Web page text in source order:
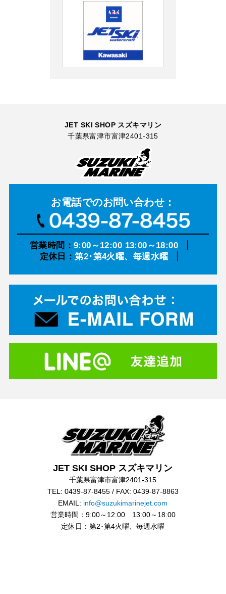
JET SKI SHOP スズキマリン
千葉県富津市富津2401-315
お電話でのお問い合わせ：
営業時間： 9:00～12:00 13:00～18:00
定休日：第2･第4火曜、毎週水曜
JET SKI SHOP スズキマリン
千葉県富津市富津2401-315
TEL: 0439-87-8455 / FAX: 0439-87-8863
EMAIL: info@suzukimarinejet.com
営業時間：9:00～12:00 13:00～18:00
定休日：第2･第4火曜、毎週水曜